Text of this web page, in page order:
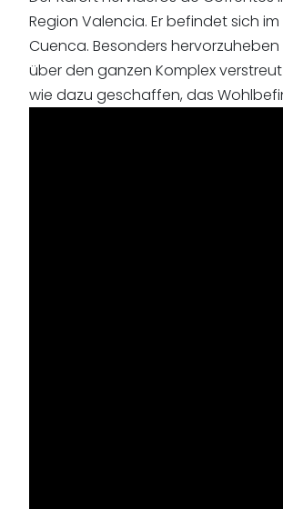
Region Valencia. Er befindet sich
Cuenca. Besonders
über den ganzen Komplex
wie dazu geschaffen, das